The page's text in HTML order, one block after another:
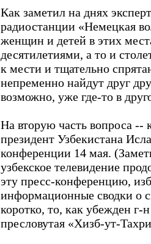
Как заметил на днях
радиостанции «Немецкая
женщин и детей в этих
десятилетиями, а то и
к мести и тщательно
непременно найдут друг
возможно, уже где-то в
На вторую часть вопроса --
президент Узбекистана
конференции 14 мая.
узбекское телевидение
эту пресс-конференцию,
информационные сводки о
коротко, то, как убежден
пресловутая «Хизб-ут-